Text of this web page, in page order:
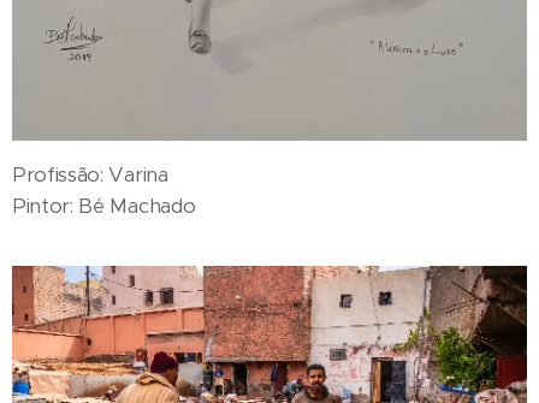
Profissão: Varina
Pintor: Bé Machado